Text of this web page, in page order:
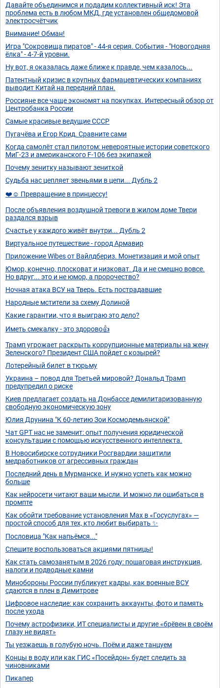
Давайте объединимся и подадим коллективный иск! Эта
проблема есть в любом МКД, где установлен общедомовой
электросчётчик
Внимание! Обман!
Игра "Сокровища пиратов" - 44-я серия. События - "Новогодняя
ёлка" - 4-7-й уровни.
Ну вот, я оказалась даже ближе к правде, чем казалось...
Патентный кризис в крупных фармацевтических компаниях
выводит Китай на передний план.
Россияне все чаще экономят на покупках. Интересный обзор от
Центробанка России
Самые красивые ведущие СССР
Пугачёва и Егор Крид. Сравните сами
Когда самолёт стал пилотом: невероятные истории советского
МиГ-23 и американского F-106 без экипажей
Почему зенитку называют зениткой
Судьба нас цепляет звеньями в цепи... Дубль 2
❤️☺️ Превращение в принцессу!
После объявления воздушной тревоги в жилом доме Твери
раздался взрыв
Счастье у каждого живёт внутри... Дубль 2
Виртуальное путешествие - город Армавир
Приложение Wibes от Вайлдбериз. Монетизация и мой опыт
Юмор, конечно, плосковат и низковат. Да и не смешно вовсе.
Но вдруг... это и не юмор, а пророчество?
Ночная атака ВСУ на Тверь. Есть пострадавшие
Народные мстители за схему Долиной
Какие гарантии, что я выиграю это дело?
Иметь смекалку - это здорово👍
Трамп угрожает раскрыть коррупционные материалы на жену
Зеленского? Президент США пойдет с козырей?
Лотерейный билет в тюрьму
Украина – повод для Третьей мировой? Дональд Трамп
предупредил о риске
Киев предлагает создать на Донбассе демилитаризованную
свободную экономическую зону
Юлия Друнина "К 60-летию Зои Космодемьянской"
Чат GPT нас не заменит: опыт получения юридической
консультации с помощью искусственного интеллекта.
В Новосибирске сотрудники Росгвардии защитили
медработников от агрессивных граждан
Последний день в Мурманске. И нужно успеть как можно
больше
Как нейросети читают ваши мысли. И можно ли ошибаться в
промпте
Как обойти требование установления Max в «Госуслугах» —
простой способ для тех, кто любит выбирать ✨
Пословица "Как напьёмся..."
Спешите воспользоваться акциями пятницы!
Как стать самозанятым в 2026 году: пошаговая инструкция,
налоги и подводные камни
Минобороны России публикует кадры, как военные ВСУ
сдаются в плен в Димитрове
Цифровое наследие: как сохранить аккаунты, фото и память
после ухода
Почему астрофизики, ИТ специалисты и другие «брёвен в своём
глазу не видят»
Ты уезжаешь в голубую ночь. Поём и даже танцуем
Концы в воду или как ГИС «Посейдон» будет следить за
чиновниками
Пикапер